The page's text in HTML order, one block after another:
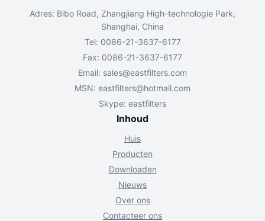
Adres: Bibo Road, Zhangjiang High-technologie Park,
Shanghai, China
Tel: 0086-21-3637-6177
Fax: 0086-21-3637-6177
Email: sales@eastfilters.com
MSN: eastfilters@hotmail.com
Skype: eastfilters
Inhoud
Huis
Producten
Downloaden
Nieuws
Over ons
Contacteer ons